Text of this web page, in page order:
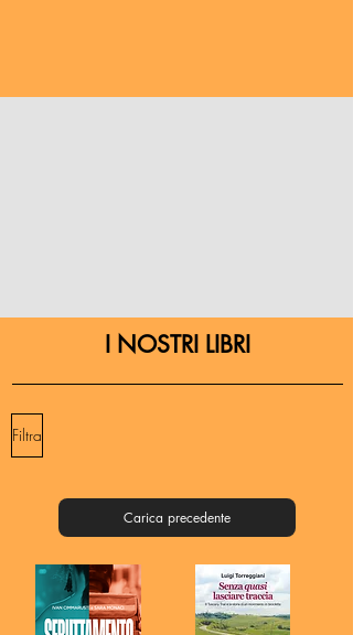
I NOSTRI LIBRI
Filtra
Carica precedente